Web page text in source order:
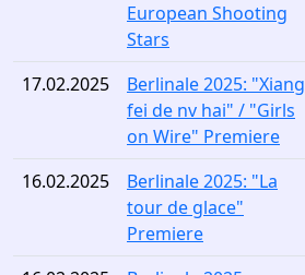
European Shooting
Stars
17.02.2025
Berlinale 2025: "Xiang
fei de nv hai" / "Girls
on Wire" Premiere
16.02.2025
Berlinale 2025: "La
tour de glace"
Premiere